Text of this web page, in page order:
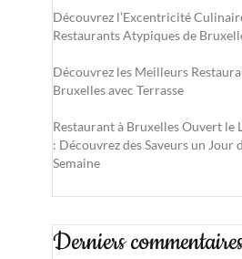
Découvrez l’Excentricité
Restaurants Atypiques de
Découvrez les Meilleurs
Bruxelles avec Terrasse
Restaurant à Bruxelles Ouvert le
: Découvrez des Saveurs un Jour
Semaine
Derniers